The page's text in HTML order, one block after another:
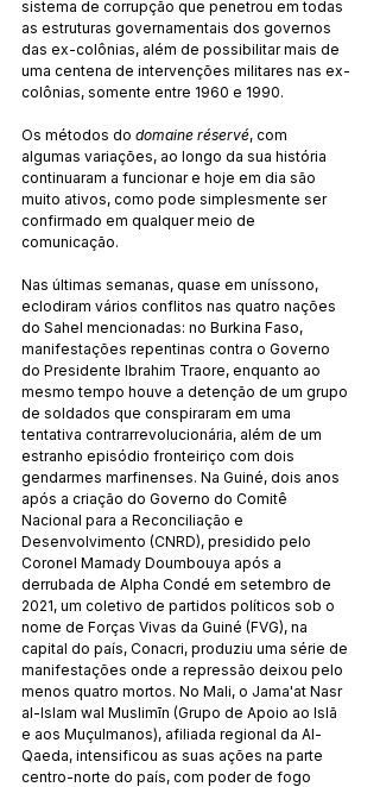
sistema de corrupção que penetrou em todas
as estruturas governamentais dos governos
das ex-colônias, além de possibilitar mais de
uma centena de intervenções militares nas ex-
colônias, somente entre 1960 e 1990.
Os métodos do domaine réservé, com
algumas variações, ao longo da sua história
continuaram a funcionar e hoje em dia são
muito ativos, como pode simplesmente ser
confirmado em qualquer meio de
comunicação.
Nas últimas semanas, quase em uníssono,
eclodiram vários conflitos nas quatro nações
do Sahel mencionadas: no Burkina Faso,
manifestações repentinas contra o Governo
do Presidente Ibrahim Traore, enquanto ao
mesmo tempo houve a detenção de um grupo
de soldados que conspiraram em uma
tentativa contrarrevolucionária, além de um
estranho episódio fronteiriço com dois
gendarmes marfinenses. Na Guiné, dois anos
após a criação do Governo do Comitê
Nacional para a Reconciliação e
Desenvolvimento (CNRD), presidido pelo
Coronel Mamady Doumbouya após a
derrubada de Alpha Condé em setembro de
2021, um coletivo de partidos políticos sob o
nome de Forças Vivas da Guiné (FVG), na
capital do país, Conacri, produziu uma série de
manifestações onde a repressão deixou pelo
menos quatro mortos. No Mali, o Jama'at Nasr
al-Islam wal Muslimīn (Grupo de Apoio ao Islã
e aos Muçulmanos), afiliada regional da Al-
Qaeda, intensificou as suas ações na parte
centro-norte do país, com poder de fogo